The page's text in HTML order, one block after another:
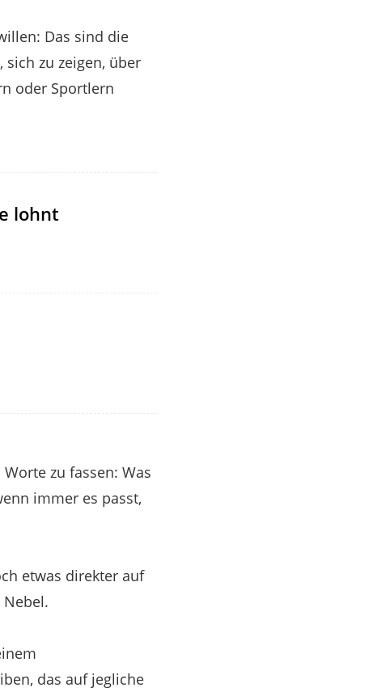
Das sind die
sich zu zeigen, über
oder Sportlern
lohnt
zu fassen: Was
immer es passt,
etwas direkter auf
das auf jegliche